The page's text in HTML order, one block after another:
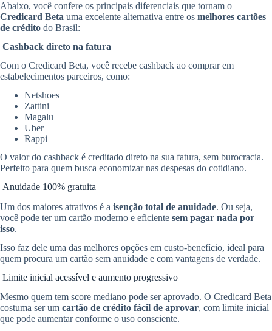
Abaixo, você confere os principais diferenciais que tornam o
Credicard Beta uma excelente alternativa entre os melhores cartões
de crédito do Brasil:
Cashback direto na fatura
Com o Credicard Beta, você recebe cashback ao comprar em
estabelecimentos parceiros, como:
Netshoes
Zattini
Magalu
Uber
Rappi
O valor do cashback é creditado direto na sua fatura, sem burocracia.
Perfeito para quem busca economizar nas despesas do cotidiano.
Anuidade 100% gratuita
Um dos maiores atrativos é a isenção total de anuidade. Ou seja,
você pode ter um cartão moderno e eficiente sem pagar nada por
isso.
Isso faz dele uma das melhores opções em custo-benefício, ideal para
quem procura um cartão sem anuidade e com vantagens de verdade.
Limite inicial acessível e aumento progressivo
Mesmo quem tem score mediano pode ser aprovado. O Credicard Beta
costuma ser um cartão de crédito fácil de aprovar, com limite inicial
que pode aumentar conforme o uso consciente.